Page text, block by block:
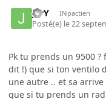
JerY INpactien
Posté(e) le 22
Pk tu prends un 9500
dit !) que si ton ventilo
une autre .. et sa
que si tu prends un